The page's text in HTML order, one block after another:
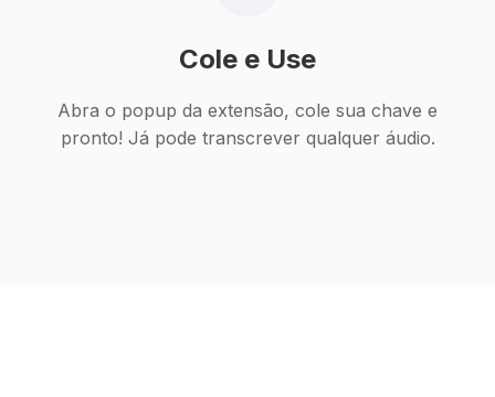
Cole e Use
Abra o popup da extensão, cole sua chave e
pronto! Já pode transcrever qualquer áudio.